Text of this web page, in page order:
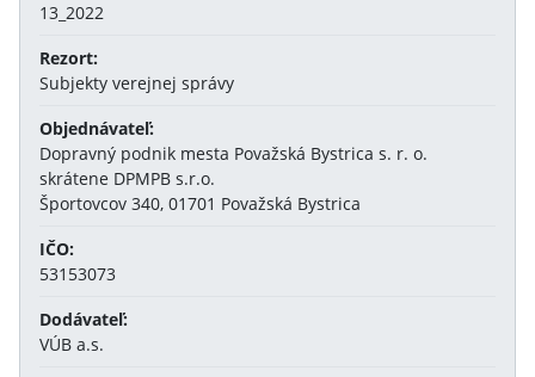
13_2022
Rezort:
Subjekty verejnej správy
Objednávateľ:
Dopravný podnik mesta Považská Bystrica s. r. o.
skrátene DPMPB s.r.o.
Športovcov 340, 01701 Považská Bystrica
IČO:
53153073
Dodávateľ:
VÚB a.s.